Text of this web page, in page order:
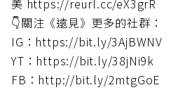
美 https://reurl.cc/eX3grR
👇關注《遠見》更多的社群：
IG：https://bit.ly/3AjBWNV
YT：https://bit.ly/38jNi9k
FB：http://bit.ly/2mtgGoE